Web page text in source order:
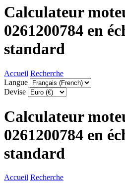
Calculateur
0261200784 en
standard
Accueil Recherche
Langue
Devise
Calculateur
0261200784 en
standard
Accueil Recherche